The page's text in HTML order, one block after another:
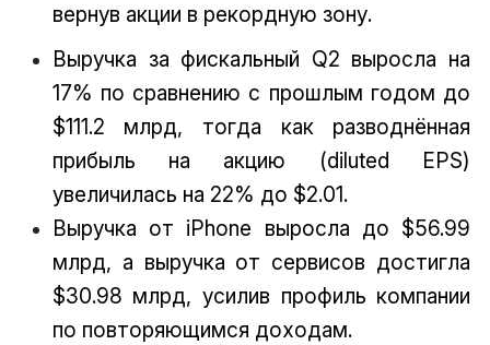
вернув акции в рекордную зону.
Выручка за фискальный Q2 выросла на
17% по сравнению с прошлым годом до
$111.2 млрд, тогда как разводнённая
прибыль на акцию (diluted EPS)
увеличилась на 22% до $2.01.
Выручка от iPhone выросла до $56.99
млрд, а выручка от сервисов достигла
$30.98 млрд, усилив профиль компании
по повторяющимся доходам.